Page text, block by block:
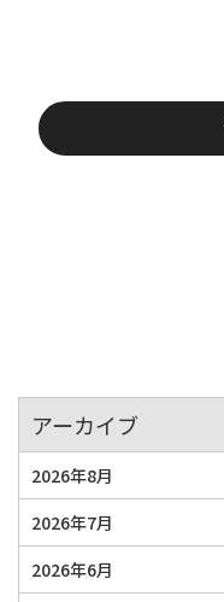
アーカイブ
2026年8月
2026年7月
2026年6月